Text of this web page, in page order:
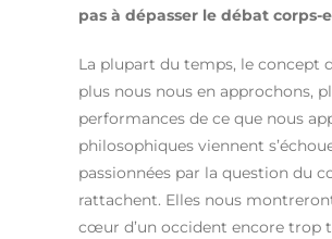
pas à dépasser le débat corps-
La plupart du temps, le concept
plus nous nous en approchons,
performances de ce que nous
philosophiques viennent
passionnées par la question du
rattachent. Elles nous
cœur d’un occident encore trop